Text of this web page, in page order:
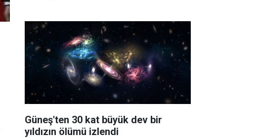
Güneş'ten 30 kat büyük dev bir
yıldızın ölümü izlendi